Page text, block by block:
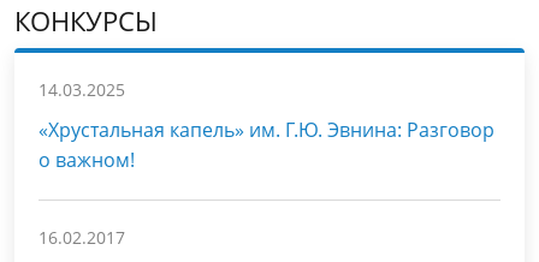
КОНКУРСЫ
14.03.2025
«Хрустальная капель» им. Г.Ю. Эвнина: Разговор
о важном!
16.02.2017